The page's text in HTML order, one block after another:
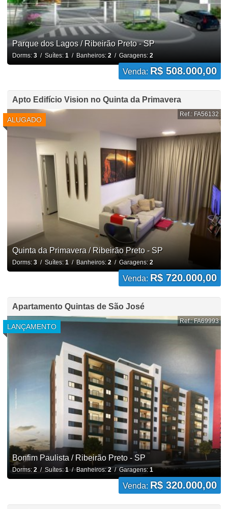
Parque dos Lagos / Ribeirão Preto - SP
Dorms: 3/ Suítes: 1 / Banheiros: 2/ Garagens: 2
Venda: R$ 508.000,00
Apto Edifício Vision no Quinta da Primavera
ALUGADO
Ref.: FA56132
Quinta da Primavera / Ribeirão Preto - SP
Dorms: 3/ Suítes: 1/ Banheiros: 2/ Garagens: 2
Venda: R$ 720.000,00
Apartamento Quintas de São José
LANÇAMENTO
Ref.: FA69993
Bonfim Paulista / Ribeirão Preto - SP
Dorms: 2/ Suítes: 1/ Banheiros:2/ Garagens: 1
Venda: R$ 320.000,00